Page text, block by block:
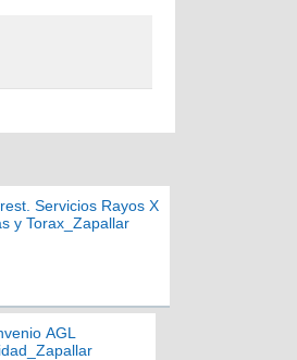
Servicios Rayos X
y Torax_Zapallar
AGL